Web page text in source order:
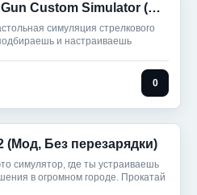
Magnum 3.0 Gun Custom Simulator (Мод, Много денег)
симуляция стрелкового
и настраиваешь
0
(Мод, Без перезарядки)
симулятор, где ты устраиваешь
в огромном городе. Прокатай